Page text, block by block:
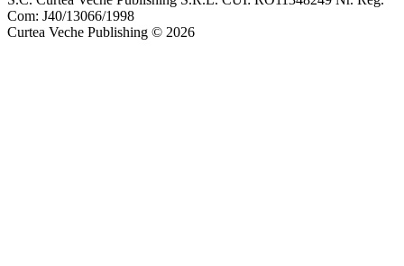
Com: J40/13066/1998
Curtea Veche Publishing © 2026